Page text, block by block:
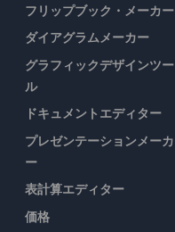
フリップブック・メーカー
ダイアグラムメーカー
グラフィックデザインツー
ル
ドキュメントエディター
プレゼンテーションメーカ
ー
表計算エディター
価格